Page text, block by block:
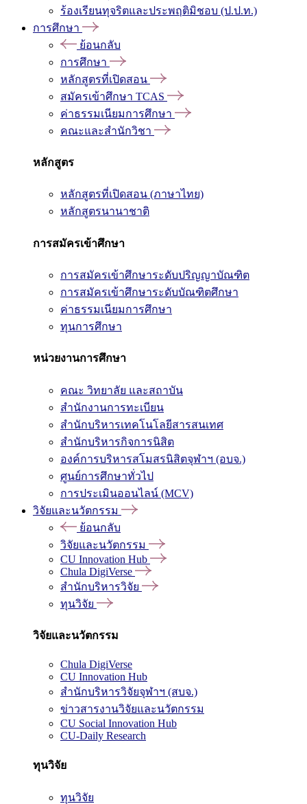
ร้องเรียนทุจริตและประพฤติมิชอบ (ป.ป.ท.)
การศึกษา
ย้อนกลับ
การศึกษา
หลักสูตรที่เปิดสอน
สมัครเข้าศึกษา TCAS
ค่าธรรมเนียมการศึกษา
คณะและสำนักวิชา
หลักสูตร
หลักสูตรที่เปิดสอน (ภาษาไทย)
หลักสูตรนานาชาติ
การสมัครเข้าศึกษา
การสมัครเข้าศึกษาระดับปริญญาบัณฑิต
การสมัครเข้าศึกษาระดับบัณฑิตศึกษา
ค่าธรรมเนียมการศึกษา
ทุนการศึกษา
หน่วยงานการศึกษา
คณะ วิทยาลัย และสถาบัน
สำนักงานการทะเบียน
สำนักบริหารเทคโนโลยีสารสนเทศ
สำนักบริหารกิจการนิสิต
องค์การบริหารสโมสรนิสิตจุฬาฯ (อบจ.)
ศูนย์การศึกษาทั่วไป
การประเมินออนไลน์ (MCV)
วิจัยและนวัตกรรม
ย้อนกลับ
วิจัยและนวัตกรรม
CU Innovation Hub
Chula DigiVerse
สำนักบริหารวิจัย
ทุนวิจัย
วิจัยและนวัตกรรม
Chula DigiVerse
CU Innovation Hub
สำนักบริหารวิจัยจุฬาฯ (สบจ.)
ข่าวสารงานวิจัยและนวัตกรรม
CU Social Innovation Hub
CU-Daily Research
ทุนวิจัย
ทุนวิจัย